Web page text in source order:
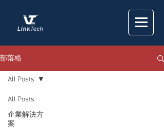
部落格
All Posts
企業解決方
案
All Posts